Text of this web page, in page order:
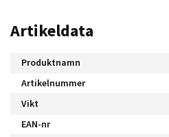
Artikeldata
Produktnamn
Artikelnummer
Vikt
EAN-nr